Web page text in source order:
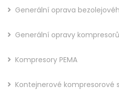
Generální oprava
Generální opravy kompresorů
Kompresory PEMA
Kontejnerové kompresorové